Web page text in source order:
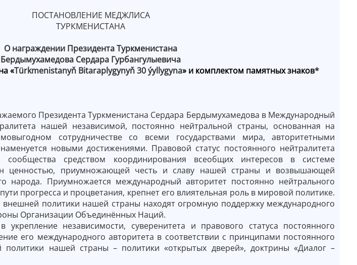
ПОСТАНОВЛЕНИЕ МЕДЖЛИСА
ТУРКМЕНИСТАНА
О награждении Президента Туркменистана
Бердымухамедова Сердара Гурбангулыевича
«Türkmenistanyň Bitaraplygynyň 30 ýyllygyna» и комплектом памятных знаков*
Президента Туркменистана Сердара Бердымухамедова в Международный
нашей независимой, постоянно нейтральной страны, основанная на
сотрудничестве со всеми государствами мира, авторитетными
новыми достижениями. Правовой статус постоянного нейтралитета
сообщества средством координирования всеобщих интересов в системе
ценностью, приумножающей честь и славу нашей страны и возвышающей
народа. Приумножается международный авторитет постоянно нейтрального
прогресса и процветания, крепнет его влиятельная роль в мировой политике.
политики нашей страны находят огромную поддержку международного
Организации Объединённых Наций.
независимости, суверенитета и правового статуса постоянного
его международного авторитета в соответствии с принципами постоянного
политики нашей страны – политики «открытых дверей», доктрины «Диалог –